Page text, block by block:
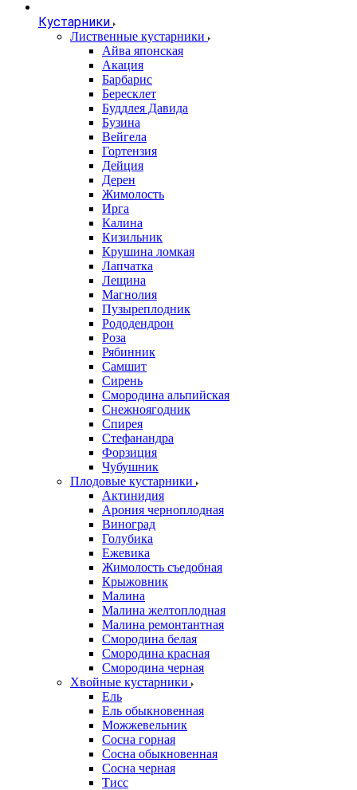
Кустарники
Лиственные кустарники
Айва японская
Акация
Барбарис
Бересклет
Буддлея Давида
Бузина
Вейгела
Гортензия
Дейция
Дерен
Жимолость
Ирга
Калина
Кизильник
Крушина ломкая
Лапчатка
Лещина
Магнолия
Пузыреплодник
Рододендрон
Роза
Рябинник
Самшит
Сирень
Смородина альпийская
Снежноягодник
Спирея
Стефанандра
Форзиция
Чубушник
Плодовые кустарники
Актинидия
Арония черноплодная
Виноград
Голубика
Ежевика
Жимолость съедобная
Крыжовник
Малина
Малина желтоплодная
Малина ремонтантная
Смородина белая
Смородина красная
Смородина черная
Хвойные кустарники
Ель
Ель обыкновенная
Можжевельник
Сосна горная
Сосна обыкновенная
Сосна черная
Тисс